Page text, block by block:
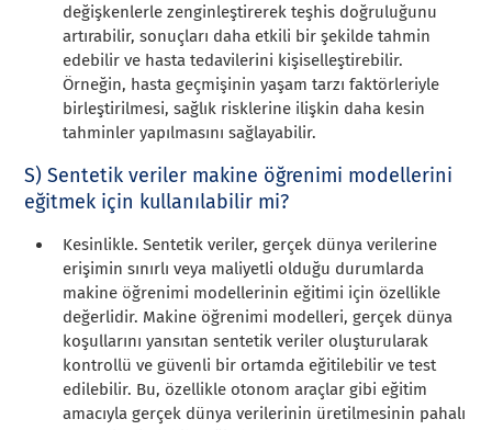
değişkenlerle zenginleştirerek teşhis doğruluğunu
artırabilir, sonuçları daha etkili bir şekilde tahmin
edebilir ve hasta tedavilerini kişiselleştirebilir.
Örneğin, hasta geçmişinin yaşam tarzı faktörleriyle
birleştirilmesi, sağlık risklerine ilişkin daha kesin
tahminler yapılmasını sağlayabilir.
S) Sentetik veriler makine öğrenimi modellerini
eğitmek için kullanılabilir mi?
Kesinlikle. Sentetik veriler, gerçek dünya verilerine
erişimin sınırlı veya maliyetli olduğu durumlarda
makine öğrenimi modellerinin eğitimi için özellikle
değerlidir. Makine öğrenimi modelleri, gerçek dünya
koşullarını yansıtan sentetik veriler oluşturularak
kontrollü ve güvenli bir ortamda eğitilebilir ve test
edilebilir. Bu, özellikle otonom araçlar gibi eğitim
amacıyla gerçek dünya verilerinin üretilmesinin pahalı